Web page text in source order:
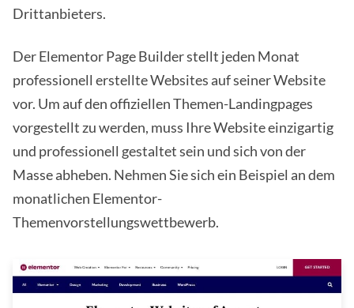
Drittanbieters.
Der Elementor Page Builder stellt jeden Monat
professionell erstellte Websites auf seiner Website
vor. Um auf den offiziellen Themen-Landingpages
vorgestellt zu werden, muss Ihre Website einzigartig
und professionell gestaltet sein und sich von der
Masse abheben. Nehmen Sie sich ein Beispiel an dem
monatlichen Elementor-
Themenvorstellungswettbewerb.